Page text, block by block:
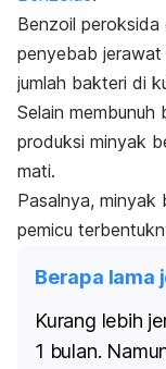
Benzoil
penyebab jerawat
jumlah bakteri di
Selain membunuh
produksi minyak
mati.
Pasalnya, minyak
pemicu
Berapa lama
Kurang lebih
1 bulan.